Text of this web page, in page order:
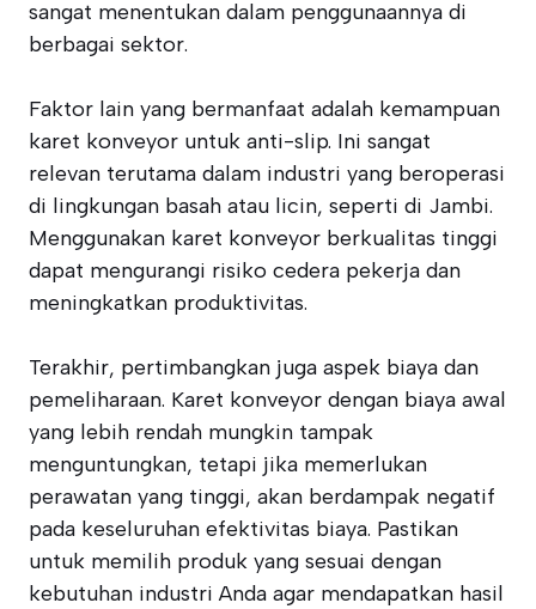
sangat menentukan dalam penggunaannya di
berbagai sektor.
Faktor lain yang bermanfaat adalah kemampuan
karet konveyor untuk anti-slip. Ini sangat
relevan terutama dalam industri yang beroperasi
di lingkungan basah atau licin, seperti di Jambi.
Menggunakan karet konveyor berkualitas tinggi
dapat mengurangi risiko cedera pekerja dan
meningkatkan produktivitas.
Terakhir, pertimbangkan juga aspek biaya dan
pemeliharaan. Karet konveyor dengan biaya awal
yang lebih rendah mungkin tampak
menguntungkan, tetapi jika memerlukan
perawatan yang tinggi, akan berdampak negatif
pada keseluruhan efektivitas biaya. Pastikan
untuk memilih produk yang sesuai dengan
kebutuhan industri Anda agar mendapatkan hasil